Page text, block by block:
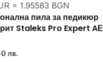
= 1.95583 BGN
пила за педикюр
Staleks Pro Expert AЕ
лв.